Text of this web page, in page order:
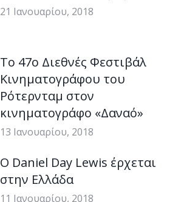
21 Ιανουαρίου, 2018
Το 47ο Διεθνές Φεστιβάλ
Κινηματογράφου του
Ρότερνταμ στον
κινηματογράφο «Δαναό»
13 Ιανουαρίου, 2018
Ο Daniel Day Lewis έρχεται
στην Ελλάδα
11 Ιανουαρίου, 2018